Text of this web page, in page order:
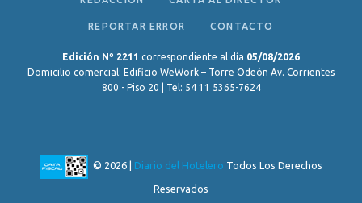
REPORTAR ERROR CONTACTO
Edición Nº 2211 correspondiente al día 05/08/2026
Domicilio comercial: Edificio WeWork – Torre Odeón Av. Corrientes
800 - Piso 20 | Tel: 54 11 5365-7624
© 2026 | Diario del Hotelero Todos Los Derechos
Reservados